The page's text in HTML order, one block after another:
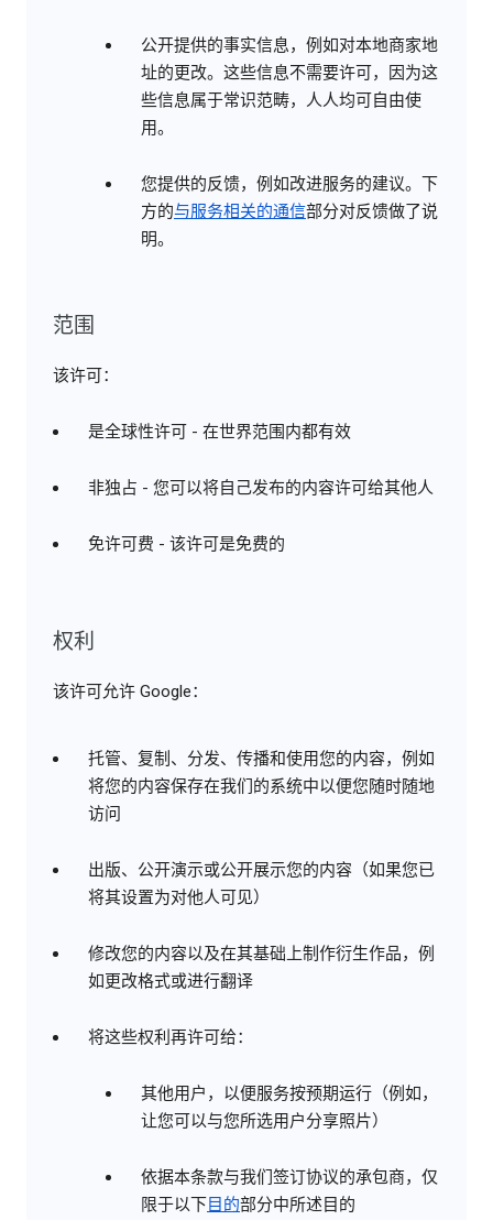
公开提供的事实信息，例如对本地商家地
址的更改。这些信息不需要许可，因为这
些信息属于常识范畴，人人均可自由使
用。
您提供的反馈，例如改进服务的建议。下
方的与服务相关的通信部分对反馈做了说
明。
范围
该许可：
是全球性许可 - 在世界范围内都有效
非独占 - 您可以将自己发布的内容许可给其他人
免许可费 - 该许可是免费的
权利
该许可允许 Google：
托管、复制、分发、传播和使用您的内容，例如
将您的内容保存在我们的系统中以便您随时随地
访问
出版、公开演示或公开展示您的内容（如果您已
将其设置为对他人可见）
修改您的内容以及在其基础上制作衍生作品，例
如更改格式或进行翻译
将这些权利再许可给：
其他用户，以便服务按预期运行（例如，
让您可以与您所选用户分享照片）
依据本条款与我们签订协议的承包商，仅
限于以下目的部分中所述目的